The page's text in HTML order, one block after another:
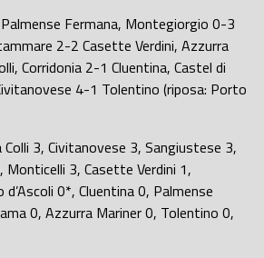
Fermana, Montegiorgio 0-3
2-2 Casette Verdini, Azzurra
Corridonia 2-1 Cluentina, Castel di
4-1 Tolentino (riposa: Porto
3, Civitanovese 3, Sangiustese 3,
Monticelli 3, Casette Verdini 1,
0*, Cluentina 0, Palmense
0, Azzurra Mariner 0, Tolentino 0,